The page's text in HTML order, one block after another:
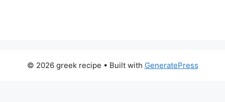
© 2026 greek recipe • Built with GeneratePress